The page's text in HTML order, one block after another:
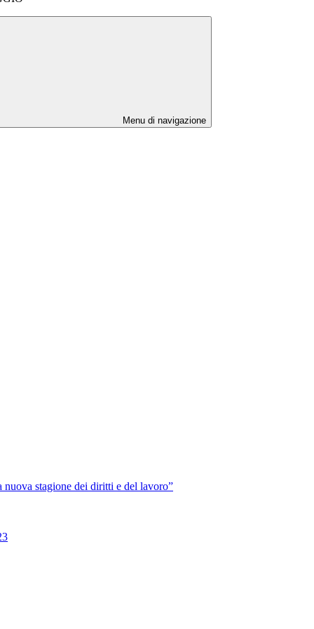
Menu di navigazione
stagione dei diritti e del lavoro”